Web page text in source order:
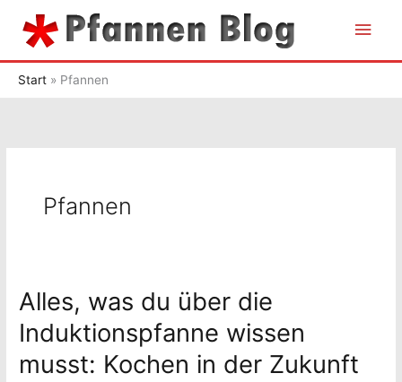
Inhalt
Start Pfannen
Pfannen
Alles, was du über die
Induktionspfanne wissen
musst: Kochen in der Zukunft